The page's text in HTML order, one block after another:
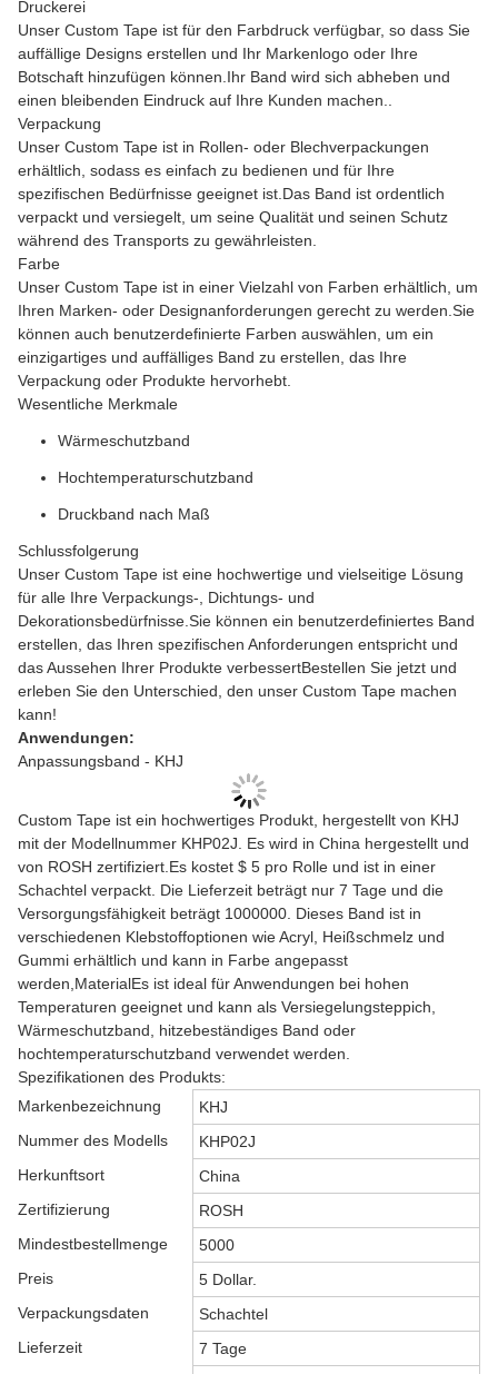
Druckerei
Unser Custom Tape ist für den Farbdruck verfügbar, so dass Sie
auffällige Designs erstellen und Ihr Markenlogo oder Ihre
Botschaft hinzufügen können.Ihr Band wird sich abheben und
einen bleibenden Eindruck auf Ihre Kunden machen..
Verpackung
Unser Custom Tape ist in Rollen- oder Blechverpackungen
erhältlich, sodass es einfach zu bedienen und für Ihre
spezifischen Bedürfnisse geeignet ist.Das Band ist ordentlich
verpackt und versiegelt, um seine Qualität und seinen Schutz
während des Transports zu gewährleisten.
Farbe
Unser Custom Tape ist in einer Vielzahl von Farben erhältlich, um
Ihren Marken- oder Designanforderungen gerecht zu werden.Sie
können auch benutzerdefinierte Farben auswählen, um ein
einzigartiges und auffälliges Band zu erstellen, das Ihre
Verpackung oder Produkte hervorhebt.
Wesentliche Merkmale
Wärmeschutzband
Hochtemperaturschutzband
Druckband nach Maß
Schlussfolgerung
Unser Custom Tape ist eine hochwertige und vielseitige Lösung
für alle Ihre Verpackungs-, Dichtungs- und
Dekorationsbedürfnisse.Sie können ein benutzerdefiniertes Band
erstellen, das Ihren spezifischen Anforderungen entspricht und
das Aussehen Ihrer Produkte verbessertBestellen Sie jetzt und
erleben Sie den Unterschied, den unser Custom Tape machen
kann!
Anwendungen:
Anpassungsband - KHJ
Custom Tape ist ein hochwertiges Produkt, hergestellt von KHJ
mit der Modellnummer KHP02J. Es wird in China hergestellt und
von ROSH zertifiziert.Es kostet $ 5 pro Rolle und ist in einer
Schachtel verpackt. Die Lieferzeit beträgt nur 7 Tage und die
Versorgungsfähigkeit beträgt 1000000. Dieses Band ist in
verschiedenen Klebstoffoptionen wie Acryl, Heißschmelz und
Gummi erhältlich und kann in Farbe angepasst
werden,MaterialEs ist ideal für Anwendungen bei hohen
Temperaturen geeignet und kann als Versiegelungsteppich,
Wärmeschutzband, hitzebeständiges Band oder
hochtemperaturschutzband verwendet werden.
Spezifikationen des Produkts:
Markenbezeichnung
KHJ
Nummer des Modells
KHP02J
Herkunftsort
China
Zertifizierung
ROSH
Mindestbestellmenge
5000
Preis
5 Dollar.
Verpackungsdaten
Schachtel
Lieferzeit
7 Tage